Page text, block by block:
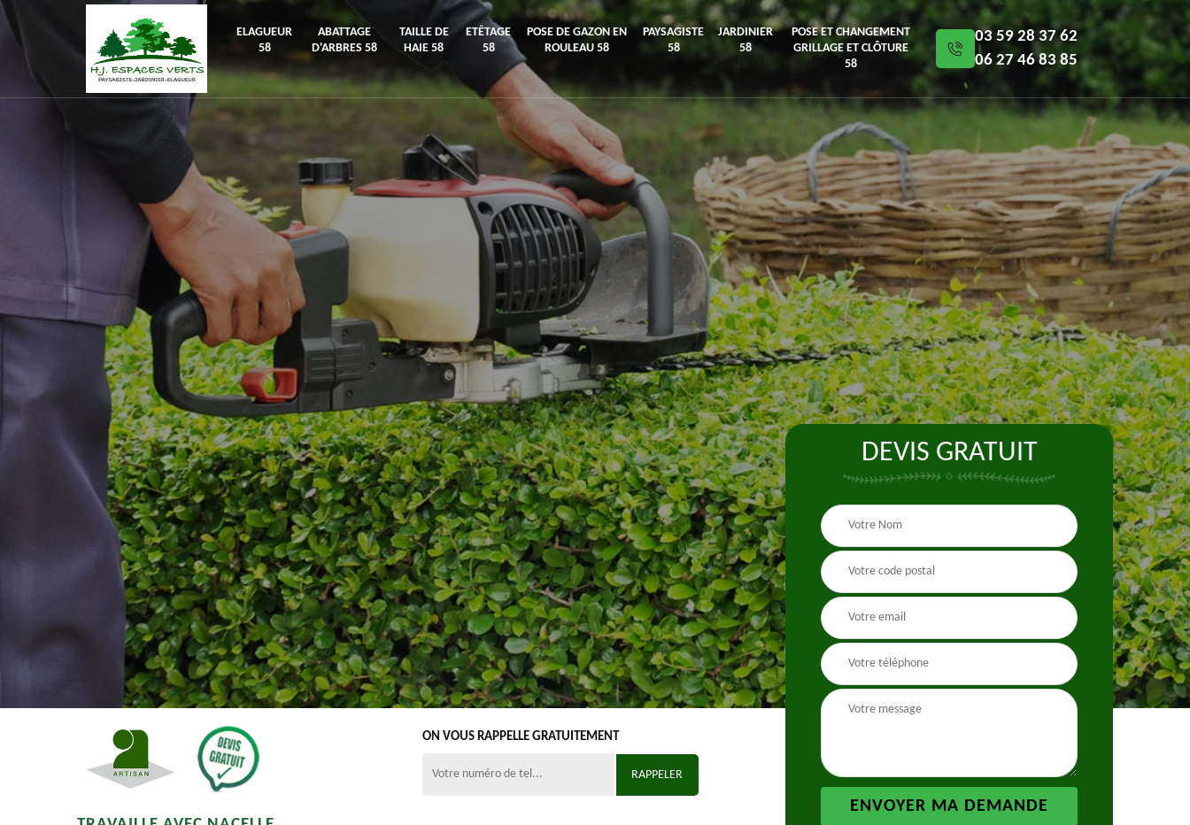
ELAGUEUR
58
ABATTAGE
D'ARBRES 58
TAILLE DE
HAIE 58
ETÊTAGE
58
POSE DE GAZON EN
ROULEAU 58
PAYSAGISTE
58
JARDINIER
58
POSE ET CHANGEMENT
GRILLAGE ET CLÔTURE
58
03 59 28 37 62
06 27 46 83 85
ON VOUS RAPPELLE GRATUITEMENT
DEVIS GRATUIT